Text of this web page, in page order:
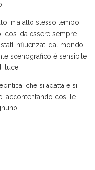
ma allo stesso tempo
così da essere sempre
influenzati dal mondo
scenografico è sensibile
luce.
che si adatta e si
accontentando così le